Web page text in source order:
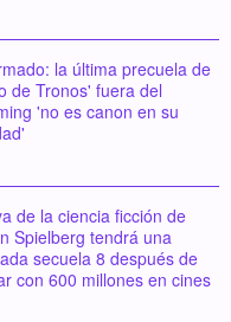
la última precuela de
de Tronos' fuera del
'no es canon en su
de la ciencia ficción de
Spielberg tendrá una
secuela 8 después de
con 600 millones en cines